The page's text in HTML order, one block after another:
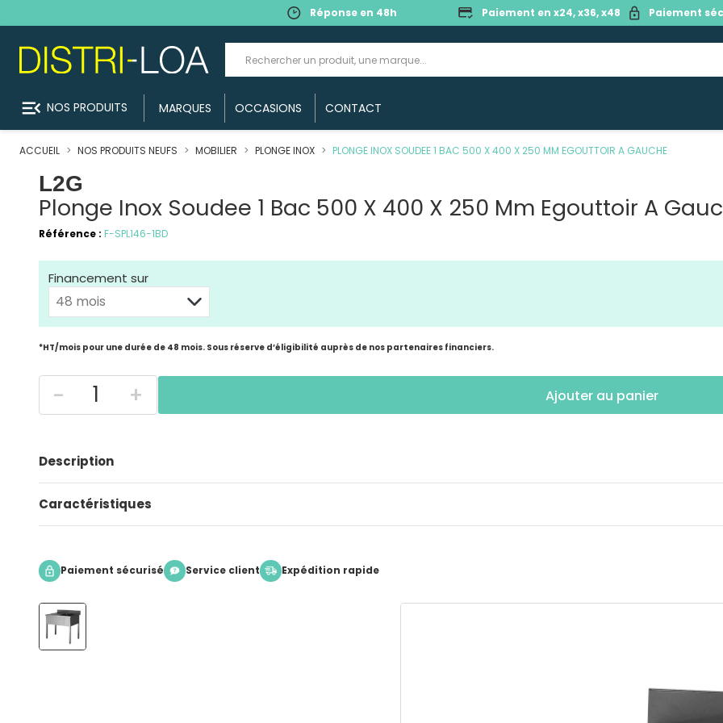
Réponse en 48h Paiement en x24, x36, x48 Paiement
menu_open NOS PRODUITS MARQUES OCCASIONS CONTACT
ACCUEIL NOS PRODUITS NEUFS MOBILIER PLONGE INOX PLONGE INOX SOUDEE 1 BAC 500 X 400 X 250 MM EGOUTTOIR A GAUCHE
L2G
Plonge Inox Soudee 1 Bac 500 X 400 X 250 Mm Egouttoir A
Référence : F-SPL146-1BD
Financement sur
*HT/mois pour une durée de 48 mois. Sous réserve d’éligibilité auprès de nos partenaires financiers.
- + Ajouter au panier
Description
Caractéristiques
Paiement sécurisé Service client Expédition rapide